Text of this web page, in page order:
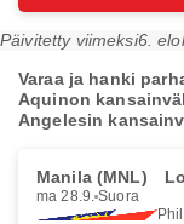
Päivitetty viimeksi6.
Varaa ja hanki
Aquinon
Angelesin
Manila (MNL)
ma 28.9. Suora